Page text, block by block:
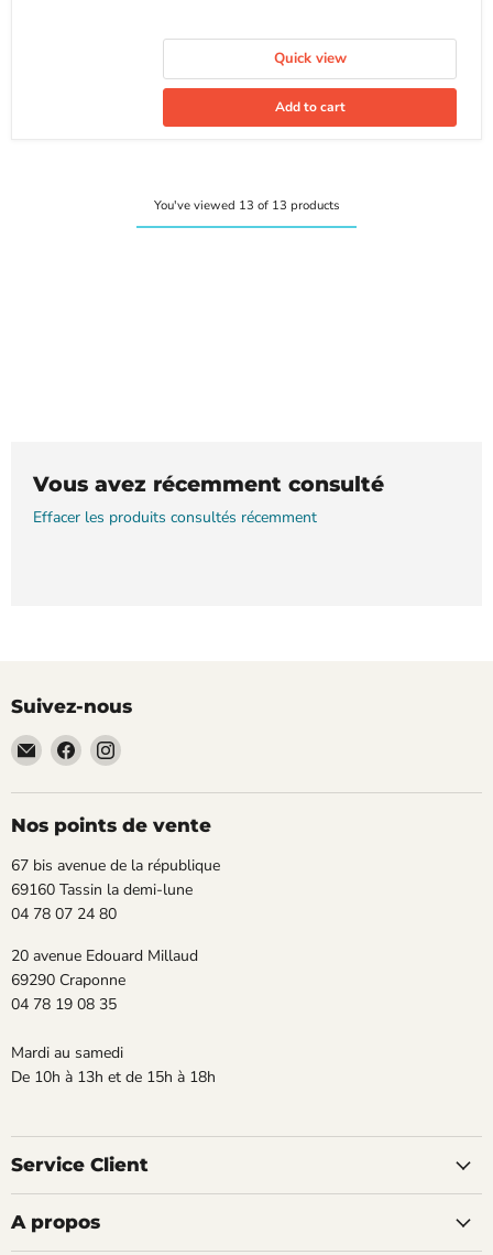
Quick view
Add to cart
You've viewed 13 of 13 products
Vous avez récemment consulté
Effacer les produits consultés récemment
Suivez-nous
Email
TECLAB
Trouvez-
nous
sur
Facebook
Trouvez-
sur
Instagram
Nos points de vente
67 bis avenue de la république
69160 Tassin la demi-lune
04 78 07 24 80
20 avenue Edouard Millaud
69290 Craponne
04 78 19 08 35
Mardi au samedi
De 10h à 13h et de 15h à 18h
Service Client
A propos